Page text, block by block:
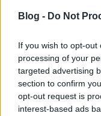
Blog - Do Not
If you wish to opt-
processing of your
targeted advertising
section to confirm
opt-out request is
interest-based ads
Miután bejártuk
út
legelegánsabb